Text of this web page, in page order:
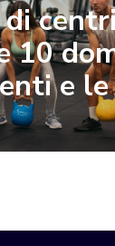
10
e